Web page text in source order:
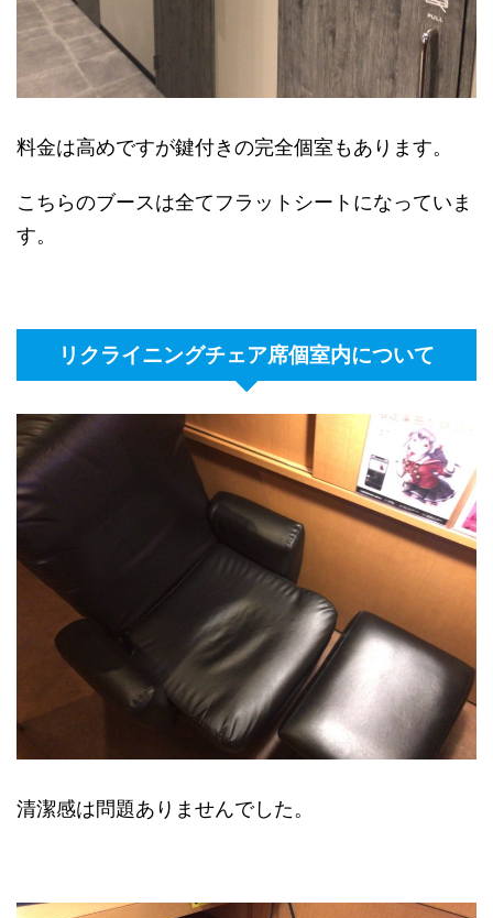
料金は高めですが鍵付きの完全個室もあります。
こちらのブースは全てフラットシートになっていま
す。
リクライニングチェア席個室内について
清潔感は問題ありませんでした。